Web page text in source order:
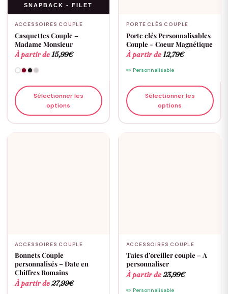
SNAPBACK - FILET
ACCESSOIRES COUPLE
Casquettes Couple –
Madame Monsieur
À partir de15,99€
Sélectionner les
options
PORTE CLÉS COUPLE
Porte clés Personnalisables
Couple – Coeur Magnétique
À partir de12,79€
✏️ Personnalisable
Sélectionner les
options
ACCESSOIRES COUPLE
Bonnets Couple
personnalisés – Date en
Chiffres Romains
À partir de27,99€
ACCESSOIRES COUPLE
Taies d’oreiller couple – A
personnaliser
À partir de23,99€
✏️ Personnalisable